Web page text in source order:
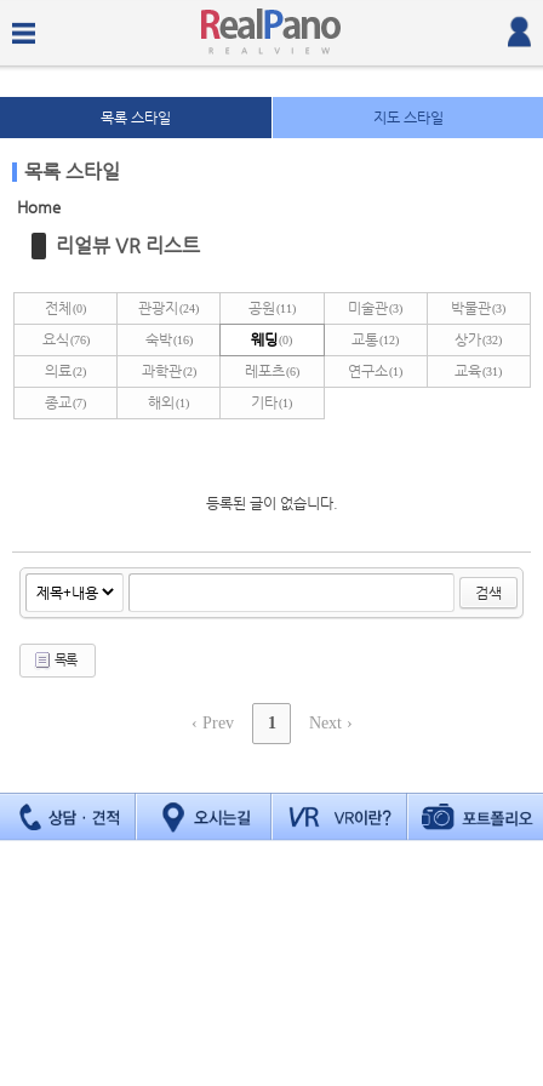
목록 스타일 지도 스타일
목록 스타일
Home
리얼뷰 VR 리스트
전체(0) 관광지 (24) 공원(11) 미술관(3) 박물관(3)
요식(76) 숙박(16) 웨딩(0) 교통(12) 상가(32)
의료(2) 과학관(2) 레포츠(6) 연구소(1) 교육(31)
종교(7) 해외 (1) 기타(1)
등록된 글이 없습니다.
검색
목록
‹ Prev 1 Next ›
Sketchbook5, 스케치북5
Sketchbook5, 스케치북5